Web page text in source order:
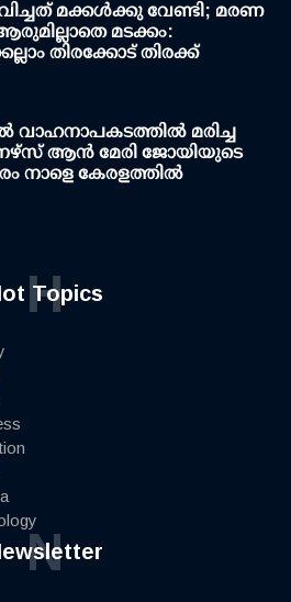
മക്കള്‍ക്കു വേണ്ടി; മരണ
മടക്കം:
തിരക്കോട് തിരക്ക്
വാഹനാപകടത്തിൽ മരിച്ച
നഴ്സ് ആൻ മേരി ജോയിയുടെ
നാളെ കേരളത്തിൽ
Topics
H
N